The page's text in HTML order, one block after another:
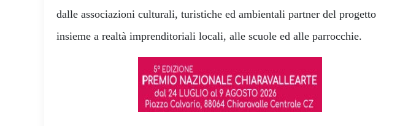
dalle associazioni culturali, turistiche ed ambientali partner del progetto
insieme a realtà imprenditoriali locali, alle scuole ed alle parrocchie.